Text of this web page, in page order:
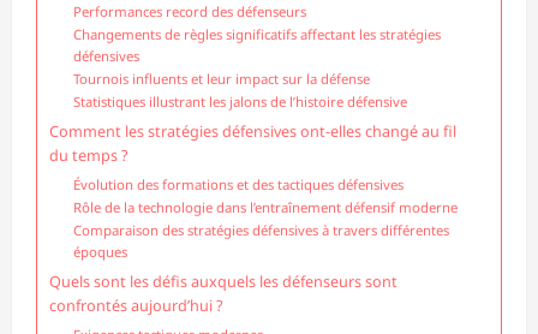
Performances record des défenseurs
Changements de règles significatifs affectant les stratégies
défensives
Tournois influents et leur impact sur la défense
Statistiques illustrant les jalons de l’histoire défensive
Comment les stratégies défensives ont-elles changé au fil
du temps ?
Évolution des formations et des tactiques défensives
Rôle de la technologie dans l’entraînement défensif moderne
Comparaison des stratégies défensives à travers différentes
époques
Quels sont les défis auxquels les défenseurs sont
confrontés aujourd’hui ?